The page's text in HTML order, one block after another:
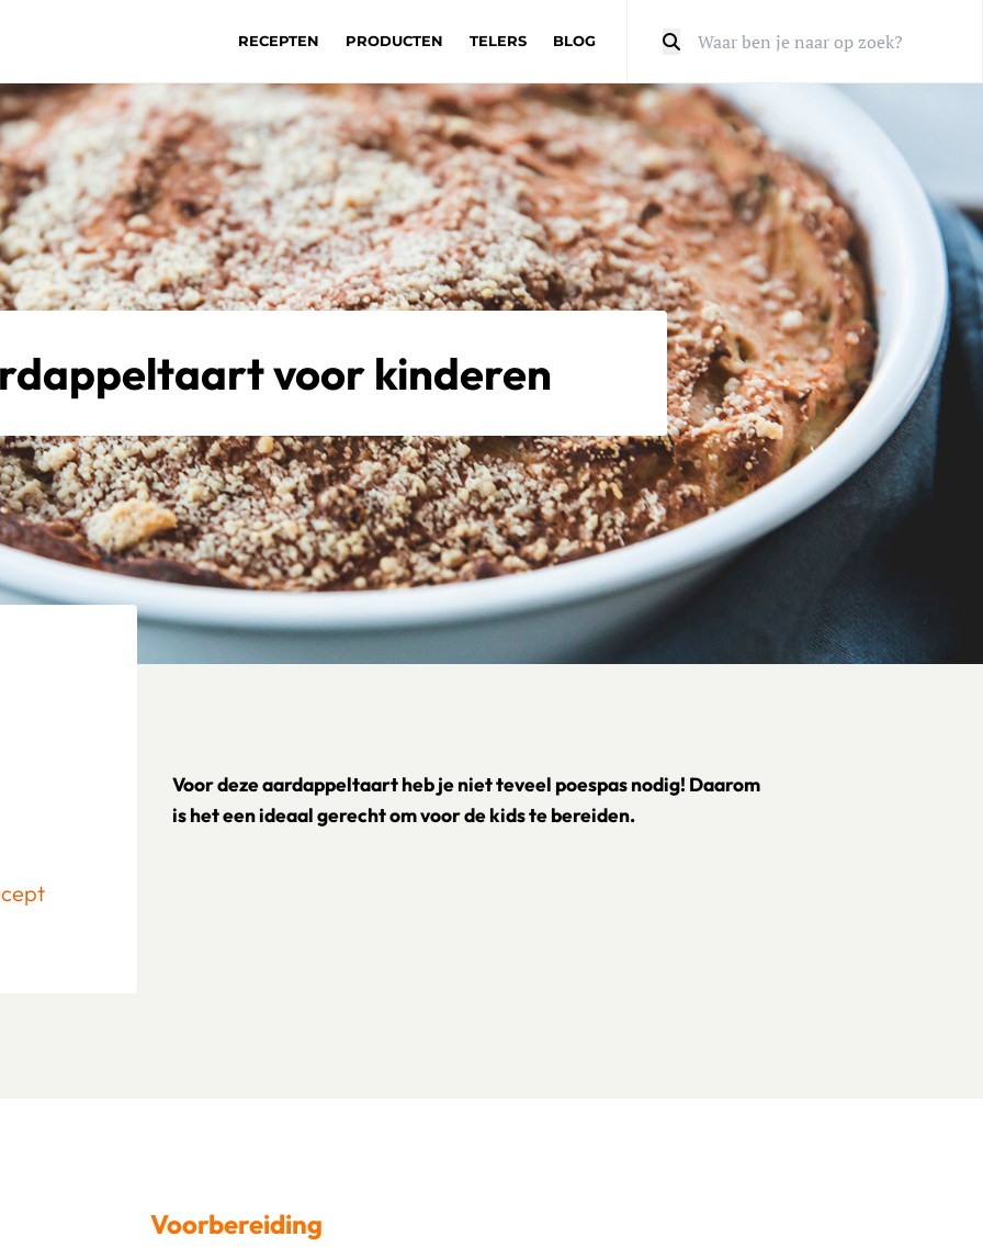
RECEPTEN PRODUCTEN TELERS BLOG
voor kinderen
Voor deze aardappeltaart heb je niet teveel poespas nodig! Daarom
is het een ideaal gerecht om voor de kids te bereiden.
Voorbereiding